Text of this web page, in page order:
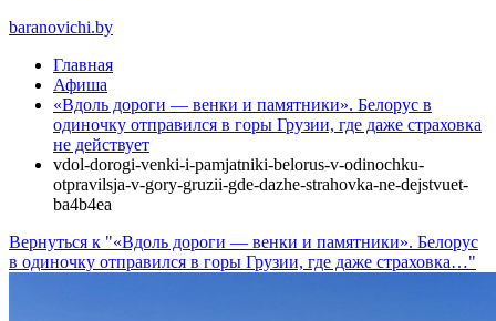
baranovichi.by
Главная
Афиша
«Вдоль дороги — венки и памятники». Белорус в
одиночку отправился в горы Грузии, где даже страховка
не действует
vdol-dorogi-venki-i-pamjatniki-belorus-v-odinochku-
otpravilsja-v-gory-gruzii-gde-dazhe-strahovka-ne-dejstvuet-
ba4b4ea
Вернуться к "«Вдоль дороги — венки и памятники». Белорус
в одиночку отправился в горы Грузии, где даже страховка…"